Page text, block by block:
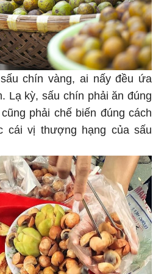
chín vàng, ai nấy đều ứa
Lạ kỳ, sấu chín phải ăn đúng
phải chế biến đúng cách
cái vị thượng hạng của sấu